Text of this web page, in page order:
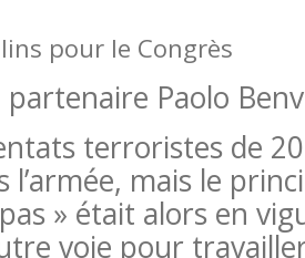
pour le Congrès
partenaire Paolo
terroristes de
l’armée, mais le
» était alors en
voie pour